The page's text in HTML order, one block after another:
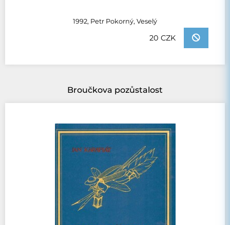
1992, Petr Pokorný, Veselý
20 CZK
Broučkova pozůstalost